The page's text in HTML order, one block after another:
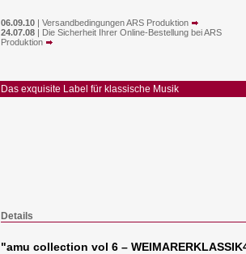
06.09.10 | Versandbedingungen ARS Produktion
24.07.08 | Die Sicherheit Ihrer Online-Bestellung bei ARS
Produktion
Das exquisite Label für klassische Musik
Details
"amu collection vol 6 –